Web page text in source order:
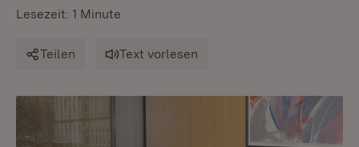
Lesezeit: 1 Minute
Teilen Text vorlesen